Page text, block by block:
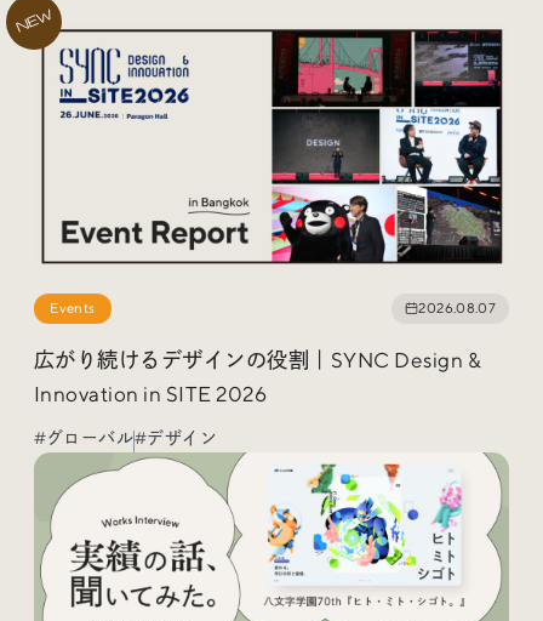
今日のブクマ
iDIDメディア編集部メンバーが見つけた気になるあれこ
Radio
iDID Podcast
「iDID RADIO」を隔週で公開中！
クリエイティブ業界のニュースやイベント情報、 今週話
題になったサイトなどを30分でお届けします。
NEW
Events 2026.08.07
広がり続けるデザインの役割｜SYNC Design &
Innovation in SITE 2026
#グローバル#デザイン